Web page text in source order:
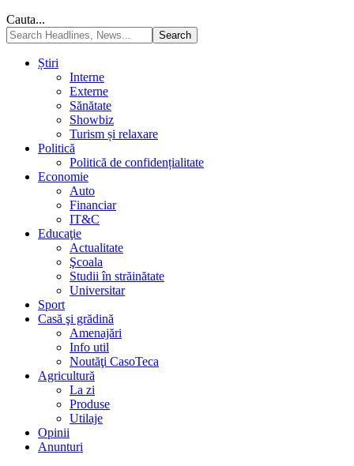
Cauta...
Știri
Interne
Externe
Sănătate
Showbiz
Turism și relaxare
Politică
Politică de confidențialitate
Economie
Auto
Financiar
IT&C
Educaţie
Actualitate
Şcoala
Studii în străinătate
Universitar
Sport
Casă şi grădină
Amenajări
Info util
Noutăţi CasoTeca
Agricultură
La zi
Produse
Utilaje
Opinii
Anunturi